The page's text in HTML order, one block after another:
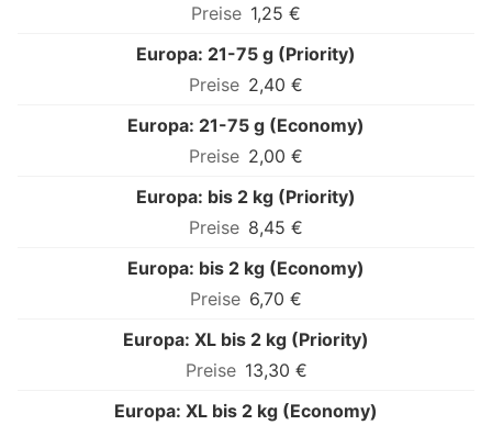
1,25 €
Europa: 21-75 g (Priority)
2,40 €
Europa: 21-75 g (Economy)
2,00 €
Europa: bis 2 kg (Priority)
8,45 €
Europa: bis 2 kg (Economy)
6,70 €
Europa: XL bis 2 kg (Priority)
13,30 €
Europa: XL bis 2 kg (Economy)